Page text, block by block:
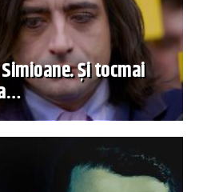
Și tocmai